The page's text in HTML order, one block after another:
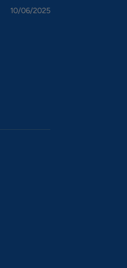
10/06/2025